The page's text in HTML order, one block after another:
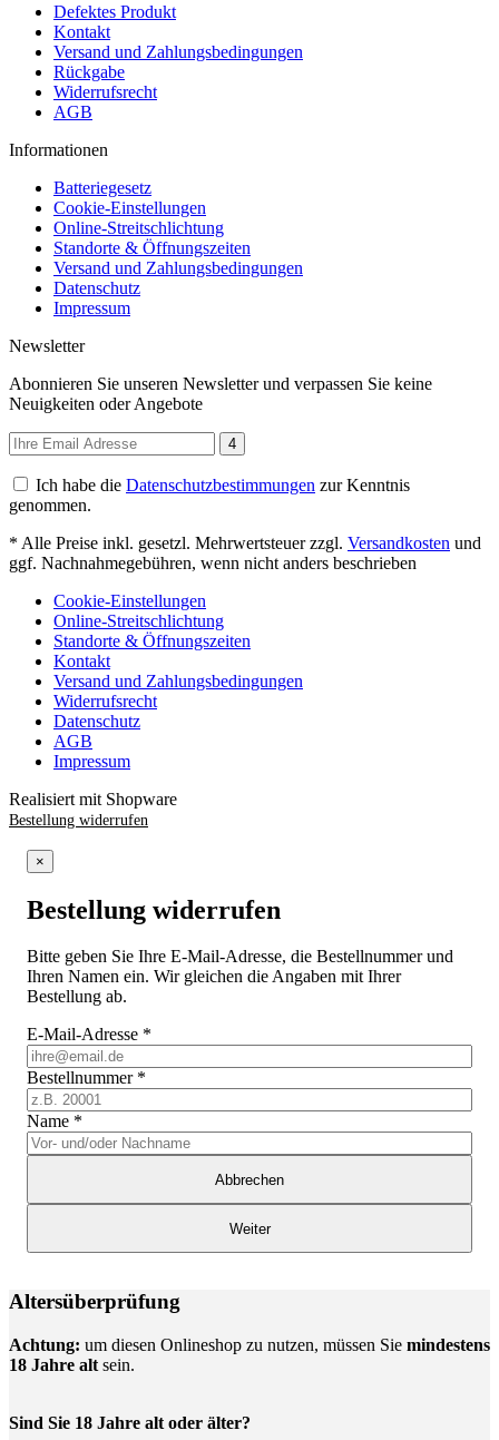
Defektes Produkt
Kontakt
Versand und Zahlungsbedingungen
Rückgabe
Widerrufsrecht
AGB
Informationen
Batteriegesetz
Cookie-Einstellungen
Online-Streitschlichtung
Standorte & Öffnungszeiten
Versand und Zahlungsbedingungen
Datenschutz
Impressum
Newsletter
Abonnieren Sie unseren Newsletter und verpassen Sie keine
Neuigkeiten oder Angebote
4
Ich habe die Datenschutzbestimmungen zur Kenntnis
genommen.
* Alle Preise inkl. gesetzl. Mehrwertsteuer zzgl. Versandkosten und
ggf. Nachnahmegebühren, wenn nicht anders beschrieben
Cookie-Einstellungen
Online-Streitschlichtung
Standorte & Öffnungszeiten
Kontakt
Versand und Zahlungsbedingungen
Widerrufsrecht
Datenschutz
AGB
Impressum
Realisiert mit Shopware
Bestellung widerrufen
×
Bestellung widerrufen
Bitte geben Sie Ihre E-Mail-Adresse, die Bestellnummer und
Ihren Namen ein. Wir gleichen die Angaben mit Ihrer
Bestellung ab.
E-Mail-Adresse *
Bestellnummer *
Name *
Abbrechen
Weiter
Altersüberprüfung
Achtung: um diesen Onlineshop zu nutzen, müssen Sie mindestens
18 Jahre alt sein.
Sind Sie 18 Jahre alt oder älter?